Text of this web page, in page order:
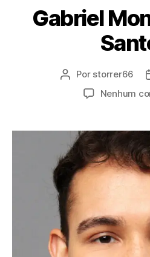
Gabriel
Por storrer66
Nenhum